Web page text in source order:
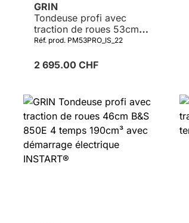
GRIN
Tondeuse profi avec
traction de roues 53cm
B&S 850E 4 temps
électrique INSTART®
Réf. prod. PM53PRO_IS_22
2 695.00 CHF